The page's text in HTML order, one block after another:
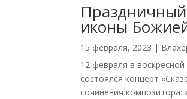
иконы
15 февраля, 2023 |
12 февраля в
состоялся концерт
сочинения композитора: